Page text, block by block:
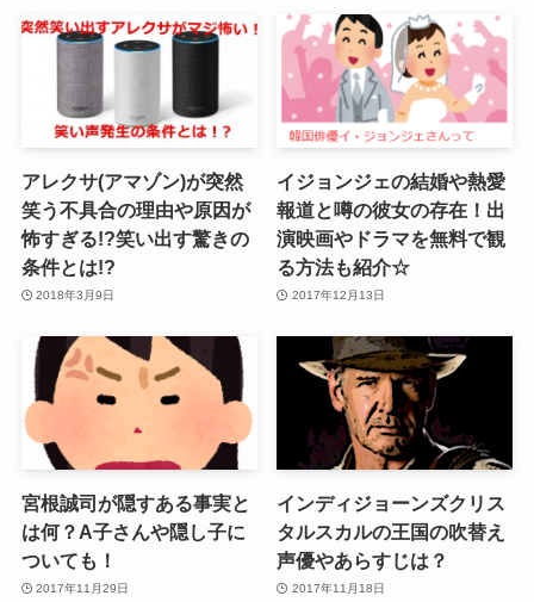
アレクサ(アマゾン)が突然
笑う不具合の理由や原因が
怖すぎる!?笑い出す驚きの
条件とは!?
2018年3月9日
イジョンジェの結婚や熱愛
報道と噂の彼女の存在！出
演映画やドラマを無料で観
る方法も紹介☆
2017年12月13日
宮根誠司が隠すある事実と
は何？A子さんや隠し子に
ついても！
2017年11月29日
インディジョーンズクリス
タルスカルの王国の吹替え
声優やあらすじは？
2017年11月18日